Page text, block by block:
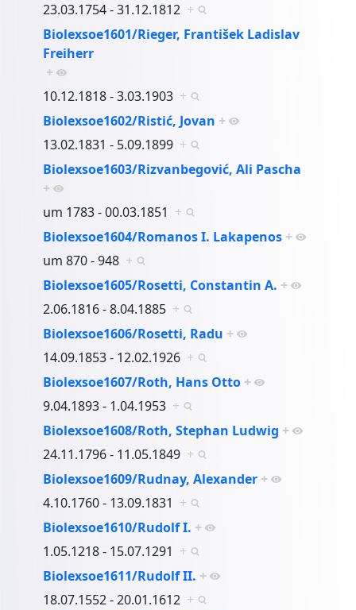
23.03.1754 - 31.12.1812 +
Biolexsoe1601/Rieger, František Ladislav
Freiherr
+
10.12.1818 - 3.03.1903 +
Biolexsoe1602/Ristić, Jovan +
13.02.1831 - 5.09.1899 +
Biolexsoe1603/Rizvanbegović, Ali Pascha
+
um 1783 - 00.03.1851 +
Biolexsoe1604/Romanos I. Lakapenos +
um 870 - 948 +
Biolexsoe1605/Rosetti, Constantin A. +
2.06.1816 - 8.04.1885 +
Biolexsoe1606/Rosetti, Radu +
14.09.1853 - 12.02.1926 +
Biolexsoe1607/Roth, Hans Otto +
9.04.1893 - 1.04.1953 +
Biolexsoe1608/Roth, Stephan Ludwig +
24.11.1796 - 11.05.1849 +
Biolexsoe1609/Rudnay, Alexander +
4.10.1760 - 13.09.1831 +
Biolexsoe1610/Rudolf I. +
1.05.1218 - 15.07.1291 +
Biolexsoe1611/Rudolf II. +
18.07.1552 - 20.01.1612 +